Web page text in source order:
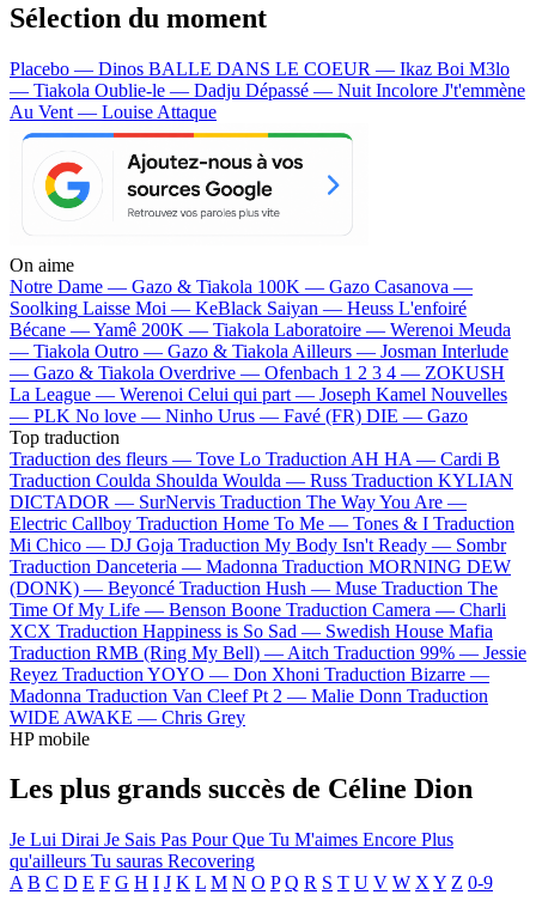
Sélection du moment
Placebo — Dinos BALLE DANS LE COEUR — Ikaz Boi M3lo
— Tiakola Oublie-le — Dadju Dépassé — Nuit Incolore J't'emmène
Au Vent — Louise Attaque
On aime
Notre Dame — Gazo & Tiakola 100K — Gazo Casanova —
Soolking Laisse Moi — KeBlack Saiyan — Heuss L'enfoiré
Bécane —Yamê 200K — Tiakola Laboratoire — Werenoi Meuda
— Tiakola Outro — Gazo & Tiakola Ailleurs — Josman Interlude
— Gazo & Tiakola Overdrive — Ofenbach 1 2 3 4 — ZOKUSH
La League — Werenoi Celui qui part — Joseph Kamel Nouvelles
— PLK No love — Ninho Urus — Favé (FR) DIE — Gazo
Top traduction
Traduction des fleurs — Tove Lo Traduction AH HA — Cardi B
Traduction Coulda Shoulda Woulda — Russ Traduction KYLIAN
DICTADOR — SurNervis Traduction The Way You Are —
Electric Callboy Traduction Home To Me — Tones & I Traduction
Mi Chico — DJ Goja Traduction My Body Isn't Ready — Sombr
Traduction Danceteria — Madonna Traduction MORNING DEW
(DONK) — Beyoncé Traduction Hush — Muse Traduction The
Time Of My Life — Benson Boone Traduction Camera — Charli
XCX Traduction Happiness is So Sad — Swedish House Mafia
Traduction RMB (Ring My Bell) — Aitch Traduction 99% — Jessie
Reyez Traduction YOYO — Don Xhoni Traduction Bizarre —
Madonna Traduction Van Cleef Pt 2 — Malie Donn Traduction
WIDE AWAKE — Chris Grey
HP mobile
Les plus grands succès de Céline Dion
Je Lui Dirai Je Sais Pas Pour Que Tu M'aimes Encore Plus
qu'ailleurs Tu sauras Recovering
A B C D E F G H I J K L M N O P Q R S T U V W X Y Z 0-9